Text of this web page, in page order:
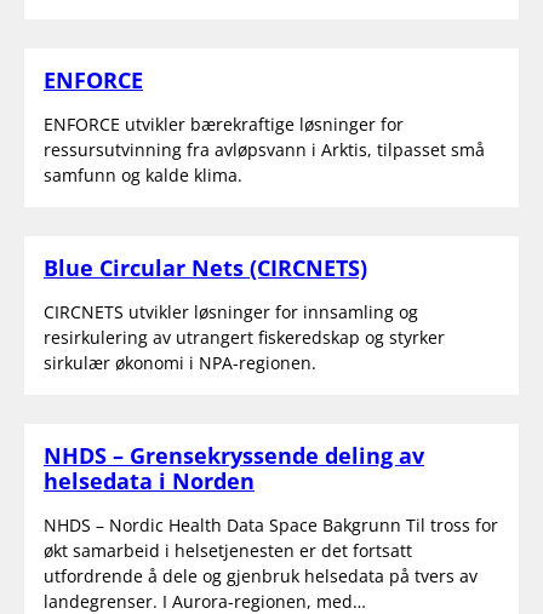
ENFORCE
ENFORCE utvikler bærekraftige løsninger for
ressursutvinning fra avløpsvann i Arktis, tilpasset små
samfunn og kalde klima.
Blue Circular Nets (CIRCNETS)
CIRCNETS utvikler løsninger for innsamling og
resirkulering av utrangert fiskeredskap og styrker
sirkulær økonomi i NPA-regionen.
NHDS – Grensekryssende deling av
helsedata i Norden
NHDS – Nordic Health Data Space Bakgrunn Til tross for
økt samarbeid i helsetjenesten er det fortsatt
utfordrende å dele og gjenbruk helsedata på tvers av
landegrenser. I Aurora-regionen, med…